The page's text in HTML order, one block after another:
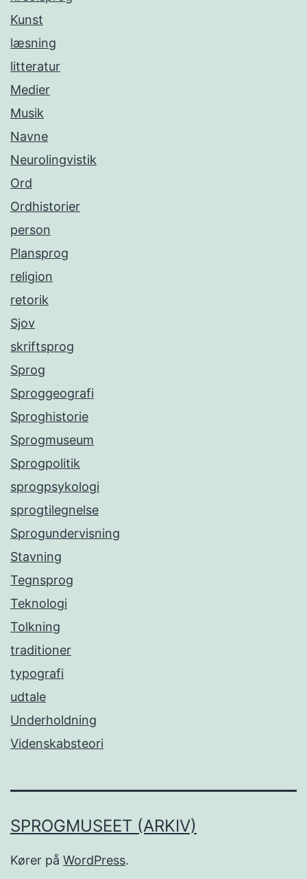
Kunst
læsning
litteratur
Medier
Musik
Navne
Neurolingvistik
Ord
Ordhistorier
person
Plansprog
religion
retorik
Sjov
skriftsprog
Sprog
Sproggeografi
Sproghistorie
Sprogmuseum
Sprogpolitik
sprogpsykologi
sprogtilegnelse
Sprogundervisning
Stavning
Tegnsprog
Teknologi
Tolkning
traditioner
typografi
udtale
Underholdning
Videnskabsteori
SPROGMUSEET (ARKIV)
Kører på WordPress.